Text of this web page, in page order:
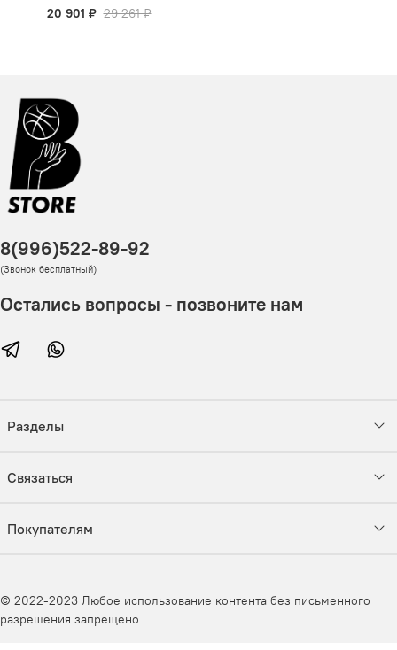
20 901 ₽ 29 261 ₽
Разделы
Связаться
Покупателям
8(996)522-89-92
(Звонок бесплатный)
Остались вопросы - позвоните нам
© 2022-2023 Любое использование контента без письменного
разрешения запрещено